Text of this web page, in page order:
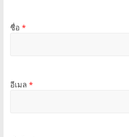
ชื่อ *
อีเมล *